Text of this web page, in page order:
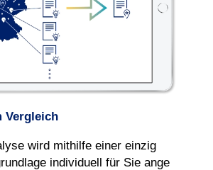
Vergleich
wird mithilfe einer einzig
individuell für Sie ange